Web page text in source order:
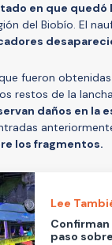
en que
del Biobío. El
fueron
restos de la
daños en la
los fragmentos.
Lee
paso